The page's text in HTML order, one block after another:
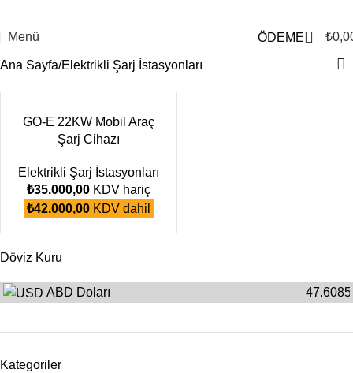
Menü ÖDEME 0 ₺
Döviz Kuru
ABD Doları 47.6085
Kategoriler
Ana Sayfa Elektrikli Şarj İstasyonları
GO-E 22KW Mobil Araç
Şarj Cihazı
Elektrikli Şarj İstasyonları
₺35.000,00KDV hariç
₺42.000,00KDV dahil